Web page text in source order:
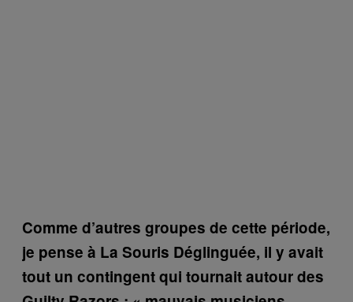
Comme d’autres groupes de cette période,
je pense à La Souris Déglinguée, il y avait
tout un contingent qui tournait autour des